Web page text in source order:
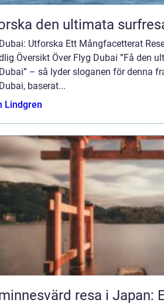
den ultimata
Utforska Ett Mångfacetterat
Översikt Över Flyg Dubai ”Få den
– så lyder sloganen för denna
baserat...
Lindgren
resa i Japan: